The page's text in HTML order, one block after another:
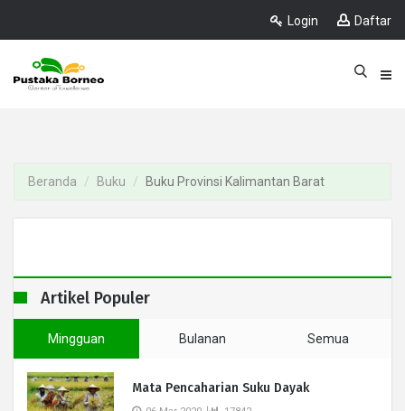
Login Daftar
Beranda Buku Buku Provinsi Kalimantan Barat
Artikel Populer
Mingguan Bulanan Semua
Mata Pencaharian Suku Dayak